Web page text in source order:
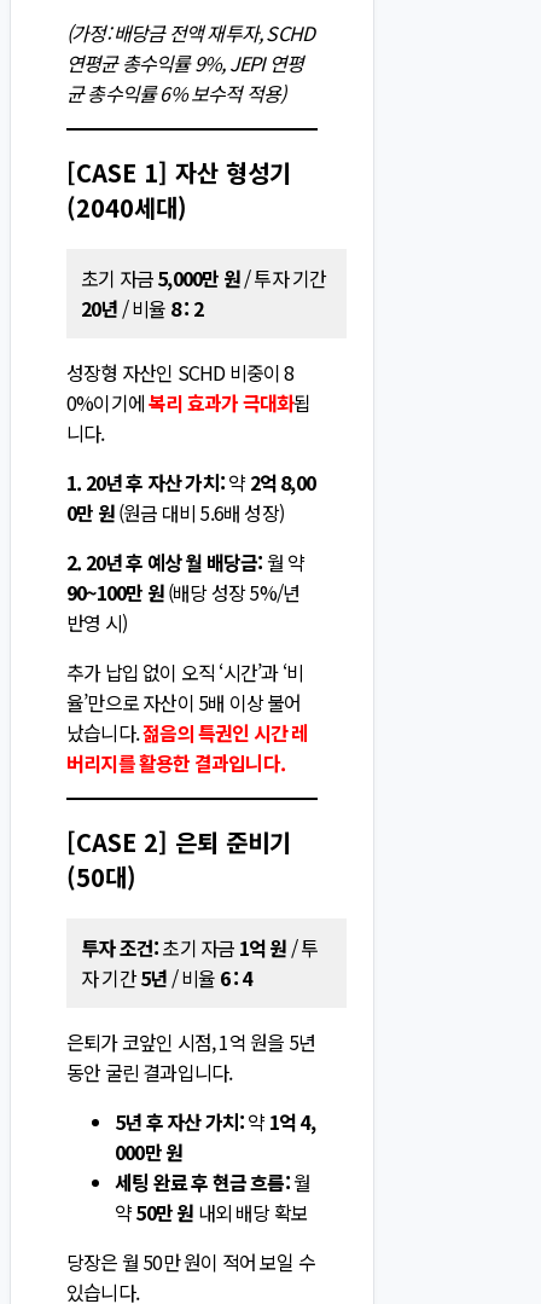
(가정: 배당금 전액 재투자, SCHD
연평균 총수익률 9%, JEPI 연평
균 총수익률 6% 보수적 적용)
[CASE 1] 자산 형성기
(2040세대)
초기 자금5,000만 원/ 투자 기간
20년/ 비율 8 : 2
성장형 자산인 SCHD 비중이 8
0%이기에복리 효과가 극대화됩
니다.
1. 20년 후 자산 가치:약2억 8,00
0만 원(원금 대비 5.6배 성장)
2. 20년 후 예상 월 배당금:월 약
90~100만 원(배당 성장 5%/년
반영 시)
추가 납입 없이 오직 ‘시간’과 ‘비
율’만으로 자산이 5배 이상 불어
났습니다.젊음의 특권인 시간 레
버리지를 활용한 결과입니다.
[CASE 2] 은퇴 준비기
(50대)
투자 조건:초기 자금 1억 원/ 투
자 기간5년/ 비율 6 : 4
은퇴가 코앞인 시점, 1억 원을 5년
동안 굴린 결과입니다.
5년 후 자산 가치:약1억 4,
000만 원
세팅 완료 후 현금 흐름:월
약50만 원 내외 배당 확보
당장은 월 50만 원이 적어 보일 수
있습니다.